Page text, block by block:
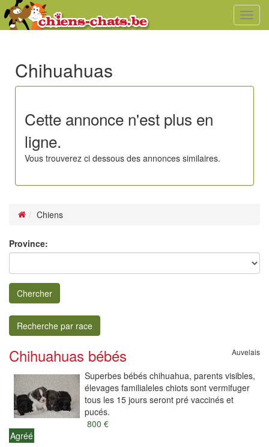
Chihuahuas
Cette annonce n'est plus en
ligne.
Vous trouverez ci dessous des annonces similaires.
Chiens
Province:
Chercher
Recherche par race
Chihuahuas bébés Auvelais
Superbes bébés chihuahua, parents visibles,
élevages familialeles chiots sont vermifuger
tous les 15 jours seront pré vaccinés et
pucés.
800 €
Agréé